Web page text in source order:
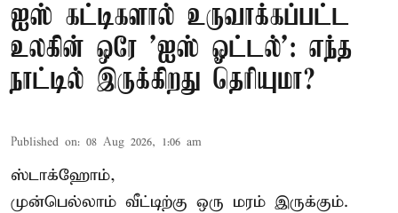
ஐஸ் கட்டிகளால் உருவாக்கப்பட்ட
உலகின் ஒரே 'ஐஸ் ஓட்டல்': எந்த
நாட்டில் இருக்கிறது தெரியுமா?
Published on: 08 Aug 2026, 1:06 am
ஸ்டாக்ஹோம்,
முன்பெல்லாம் வீட்டிற்கு ஒரு மரம் இருக்கும்.